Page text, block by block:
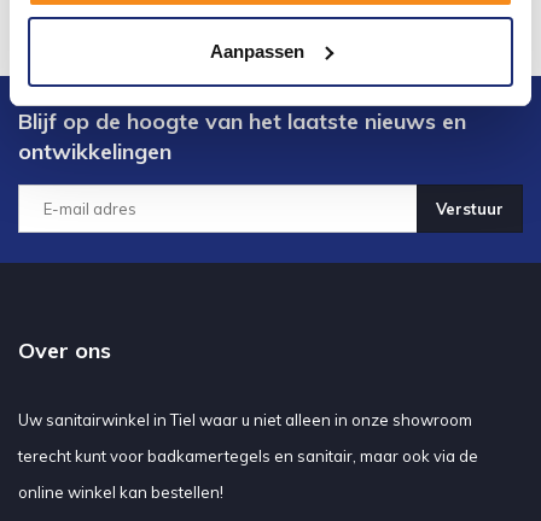
Aanpassen
Blijf op de hoogte van het laatste nieuws en
ontwikkelingen
Verstuur
Over ons
Uw sanitairwinkel in Tiel waar u niet alleen in onze showroom
terecht kunt voor badkamertegels en sanitair, maar ook via de
online winkel kan bestellen!